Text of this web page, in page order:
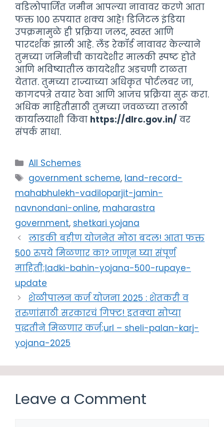
वडिलोपार्जित जमीन आपल्या नावावर करणे आता
फक्त 100 रुपयात शक्य आहे! डिजिटल इंडिया
उपक्रमामुळे ही प्रक्रिया जलद, स्वस्त आणि
पारदर्शक झाली आहे. लँड रेकॉर्ड नावावर केल्याने
तुमच्या जमिनीची कायदेशीर मालकी स्पष्ट होते
आणि भविष्यातील कायदेशीर अडचणी टाळता
येतात. तुमच्या राज्याच्या अधिकृत पोर्टलवर जा,
कागदपत्रे तयार ठेवा आणि आजच प्रक्रिया सुरू करा.
अधिक माहितीसाठी तुमच्या जवळच्या तलाठी
कार्यालयाशी किंवा https://dlrc.gov.in/ वर
संपर्क साधा.
Categories
All Schemes
Tags
government scheme, land-record-
mahabhulekh-vadiloparjit-jamin-
navnondani-online, maharastra
government, shetkari yojana
लाडकी बहीण योजनेत मोठा बदल! आता फक्त
500 रुपये मिळणार का? जाणून घ्या संपूर्ण
माहिती;ladki-bahin-yojana-500-rupaye-
update
शेळीपालन कर्ज योजना 2025 : शेतकरी व
तरुणांसाठी सरकारचं गिफ्ट! इतक्या सोप्या
पद्धतीने मिळणार कर्ज;url – sheli-palan-karj-
yojana-2025
Leave a Comment